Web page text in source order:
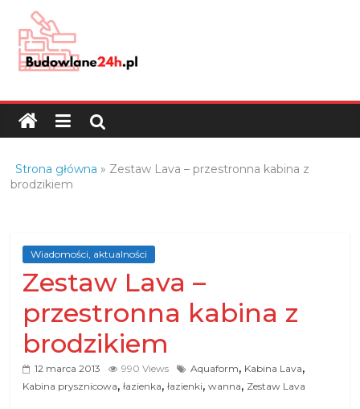
content
Budowlane24h.pl
portal
budowlany
oraz
budowlanej
Strona główna » Zestaw Lava – przestronna kabina z
brodzikiem
Wiadomości, aktualności
Zestaw Lava –
przestronna kabina z
brodzikiem
12 marca 2013 990 Views Aquaform, Kabina Lava,
Kabina prysznicowa,łazienka,łazienki,wanna, Zestaw Lava